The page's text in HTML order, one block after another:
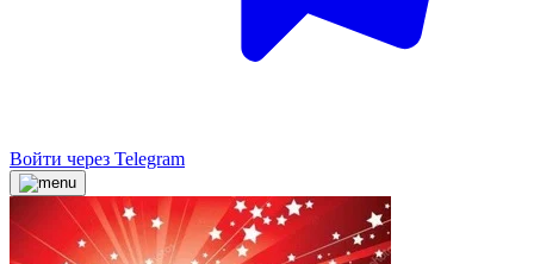
Войти через Telegram